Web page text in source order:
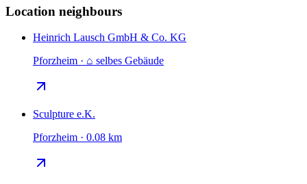
Location neighbours
Heinrich Lausch GmbH & Co. KG
Pforzheim · ⌂ selbes Gebäude
Sculpture e.K.
Pforzheim · 0.08 km